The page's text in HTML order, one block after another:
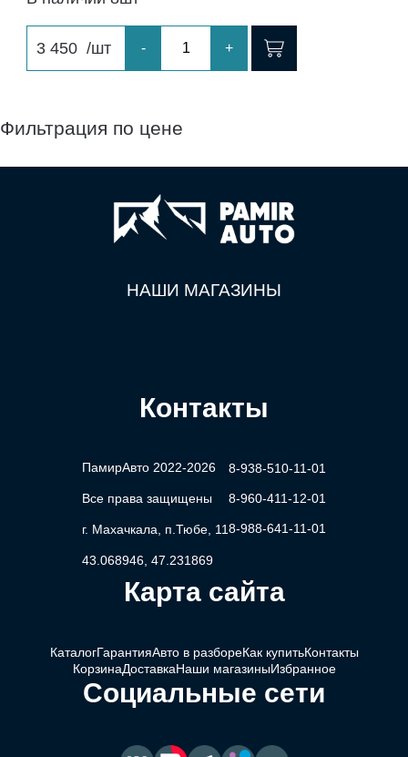
3 450 /шт - +
Фильтрация по цене
НАШИ МАГАЗИНЫ
Контакты
ПамирАвто 2022-2026
Все права защищены
г. Махачкала, п.Тюбе, 11
43.068946, 47.231869
8-938-510-11-01
8-960-411-12-01
8-988-641-11-01
Карта сайта
КаталогГарантияАвто в разбореКак купитьКонтакты
КорзинаДоставкаНаши магазиныИзбранное
Социальные сети